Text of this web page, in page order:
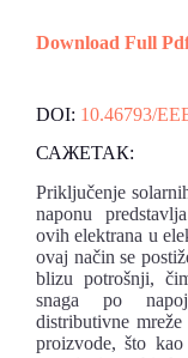
Download Full
DOI: 10.46793/
САЖЕТАК:
Priključenje
naponu
ovih elektrana u
ovaj način se
blizu potrošnji,
snaga po
distributivne
proizvode, što